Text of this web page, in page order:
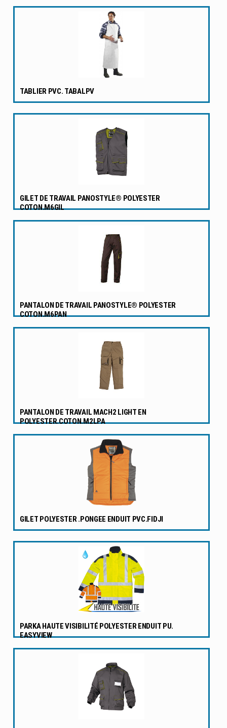
TABLIER PVC. TABALPV
GILET DE TRAVAIL PANOSTYLE® POLYESTER
COTON.M6GIL
PANTALON DE TRAVAIL PANOSTYLE® POLYESTER
COTON.M6PAN
PANTALON DE TRAVAIL MACH2 LIGHT EN
POLYESTER.COTON.M2LPA
GILET POLYESTER .PONGEE ENDUIT PVC.FIDJI
PARKA HAUTE VISIBILITÉ POLYESTER ENDUIT PU.
EASYVIEW